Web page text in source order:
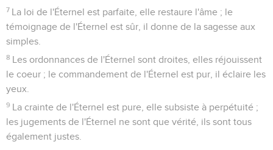
7 La loi de l'Éternel est parfaite, elle restaure l'âme ; le
témoignage de l'Éternel est sûr, il donne de la sagesse aux
simples.
8 Les ordonnances de l'Éternel sont droites, elles réjouissent
le coeur ; le commandement de l'Éternel est pur, il éclaire les
yeux.
9 La crainte de l'Éternel est pure, elle subsiste à perpétuité ;
les jugements de l'Éternel ne sont que vérité, ils sont tous
également justes.